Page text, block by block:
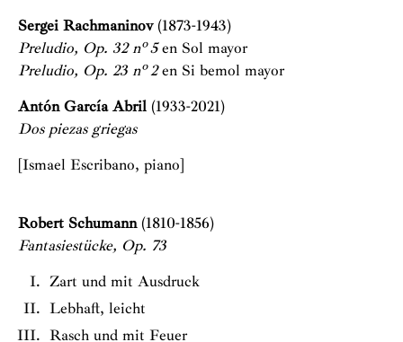
Sergei Rachmaninov(1873-1943)
Preludio, Op. 32 nº 5en Sol mayor
Preludio, Op. 23 nº 2en Si bemol mayor
Antón García Abril (1933-2021)
Dos piezas griegas
[Ismael Escribano, piano]
Robert Schumann (1810-1856)
Fantasiestücke, Op. 73
Zart und mit Ausdruck
Lebhaft, leicht
Rasch und mit Feuer